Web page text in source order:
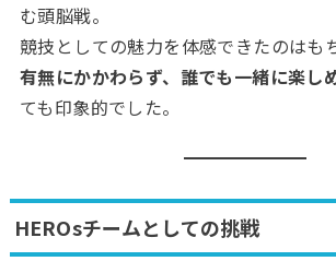
む頭脳戦。
競技としての魅力を体感できたのはも
有無にかかわらず、誰でも一緒に楽し
ても印象的でした。
HEROsチームとしての挑戦